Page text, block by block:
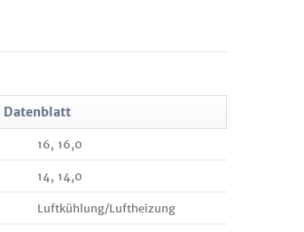
Datenblatt
16, 16,0
14, 14,0
Luftkühlung/Luftheizung